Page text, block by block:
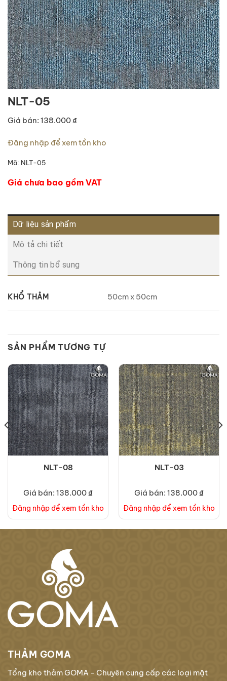
NLT-05
Giá bán: 138.000 ₫
Đăng nhập để xem tồn kho
Mã: NLT-05
Giá chưa bao gồm VAT
Dữ liệu sản phẩm
Mô tả chi tiết
Thông tin bổ sung
KHỔ THẢM 50cm x 50cm
SẢN PHẨM TƯƠNG TỰ
NLT-08
Giá bán: 138.000 ₫
Đăng nhập để xem tồn kho
NLT-03
Giá bán: 138.000 ₫
Đăng nhập để xem tồn kho
THẢM GOMA
Tổng kho thảm GOMA - Chuyên cung cấp các loại mặt